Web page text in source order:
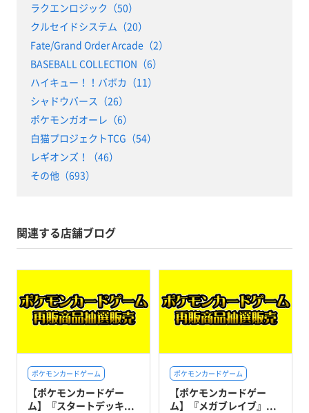
ラクエンロジック（50）
クルセイドシステム（20）
Fate/Grand Order Arcade（2）
BASEBALL COLLECTION（6）
ハイキュー！！バボカ（11）
シャドウバース（26）
ポケモンガオーレ（6）
白猫プロジェクトTCG（54）
レギオンズ！（46）
その他（693）
関連する店舗ブログ
ポケモンカードゲーム
【ポケモンカードゲー
ム】『スタートデッキ...
ポケモンカードゲーム
【ポケモンカードゲー
ム】『メガブレイブ』...